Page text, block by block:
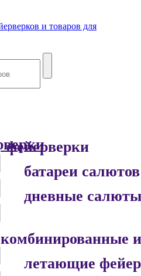
фейерверки
батареи салютов
дневные салюты
комбинированные
летающие